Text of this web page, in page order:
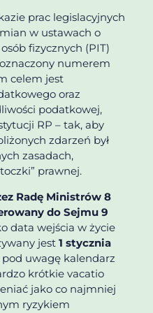
prac legislacyjnych
w ustawach o
fizycznych (PIT)
numerem
celem jest
oraz
podatkowej,
RP – tak, aby
zdarzeń był
zasadach,
prawnej.
Radę Ministrów 8
do Sejmu 9
data wejścia w życie
jest 1 stycznia
uwagę kalendarz
krótkie vacatio
jako co najmniej
ryzykiem